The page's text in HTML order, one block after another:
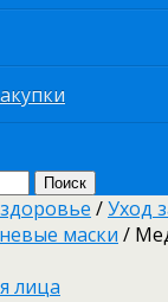
/Уход
маски /